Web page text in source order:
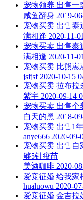
宠物领养 出售一
咸鱼翻身 2019-
宠物买卖 出售泰
满相逢 2020-11-01
宠物买卖 出售泰
满相逢 2020-11-01
宠物买卖 比熊崽
jsfjsf2020-10-15
宠物买卖 拉布拉
紫宇 2020-09-14
宠物买卖 出售个
白天的黑 2018-
宠物买卖 出售1
anye666 2020-09-
宠物买卖 出售自
够5针疫苗
美酒咖啡 2020-
爱宠征婚 给我家
hualuowu 2020-
爱宠征婚 金吉拉